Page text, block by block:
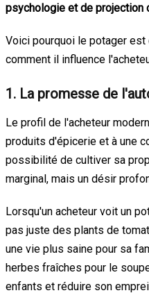
psychologie et de projection
Voici pourquoi le potager est
comment il influence
1. La promesse de
Le profil de l'acheteur
produits d'épicerie et à une
possibilité de cultiver sa
marginal, mais un désir
Lorsqu'un acheteur voit un
pas juste des plants de
une vie plus saine pour sa
herbes fraîches pour le
enfants et réduire son